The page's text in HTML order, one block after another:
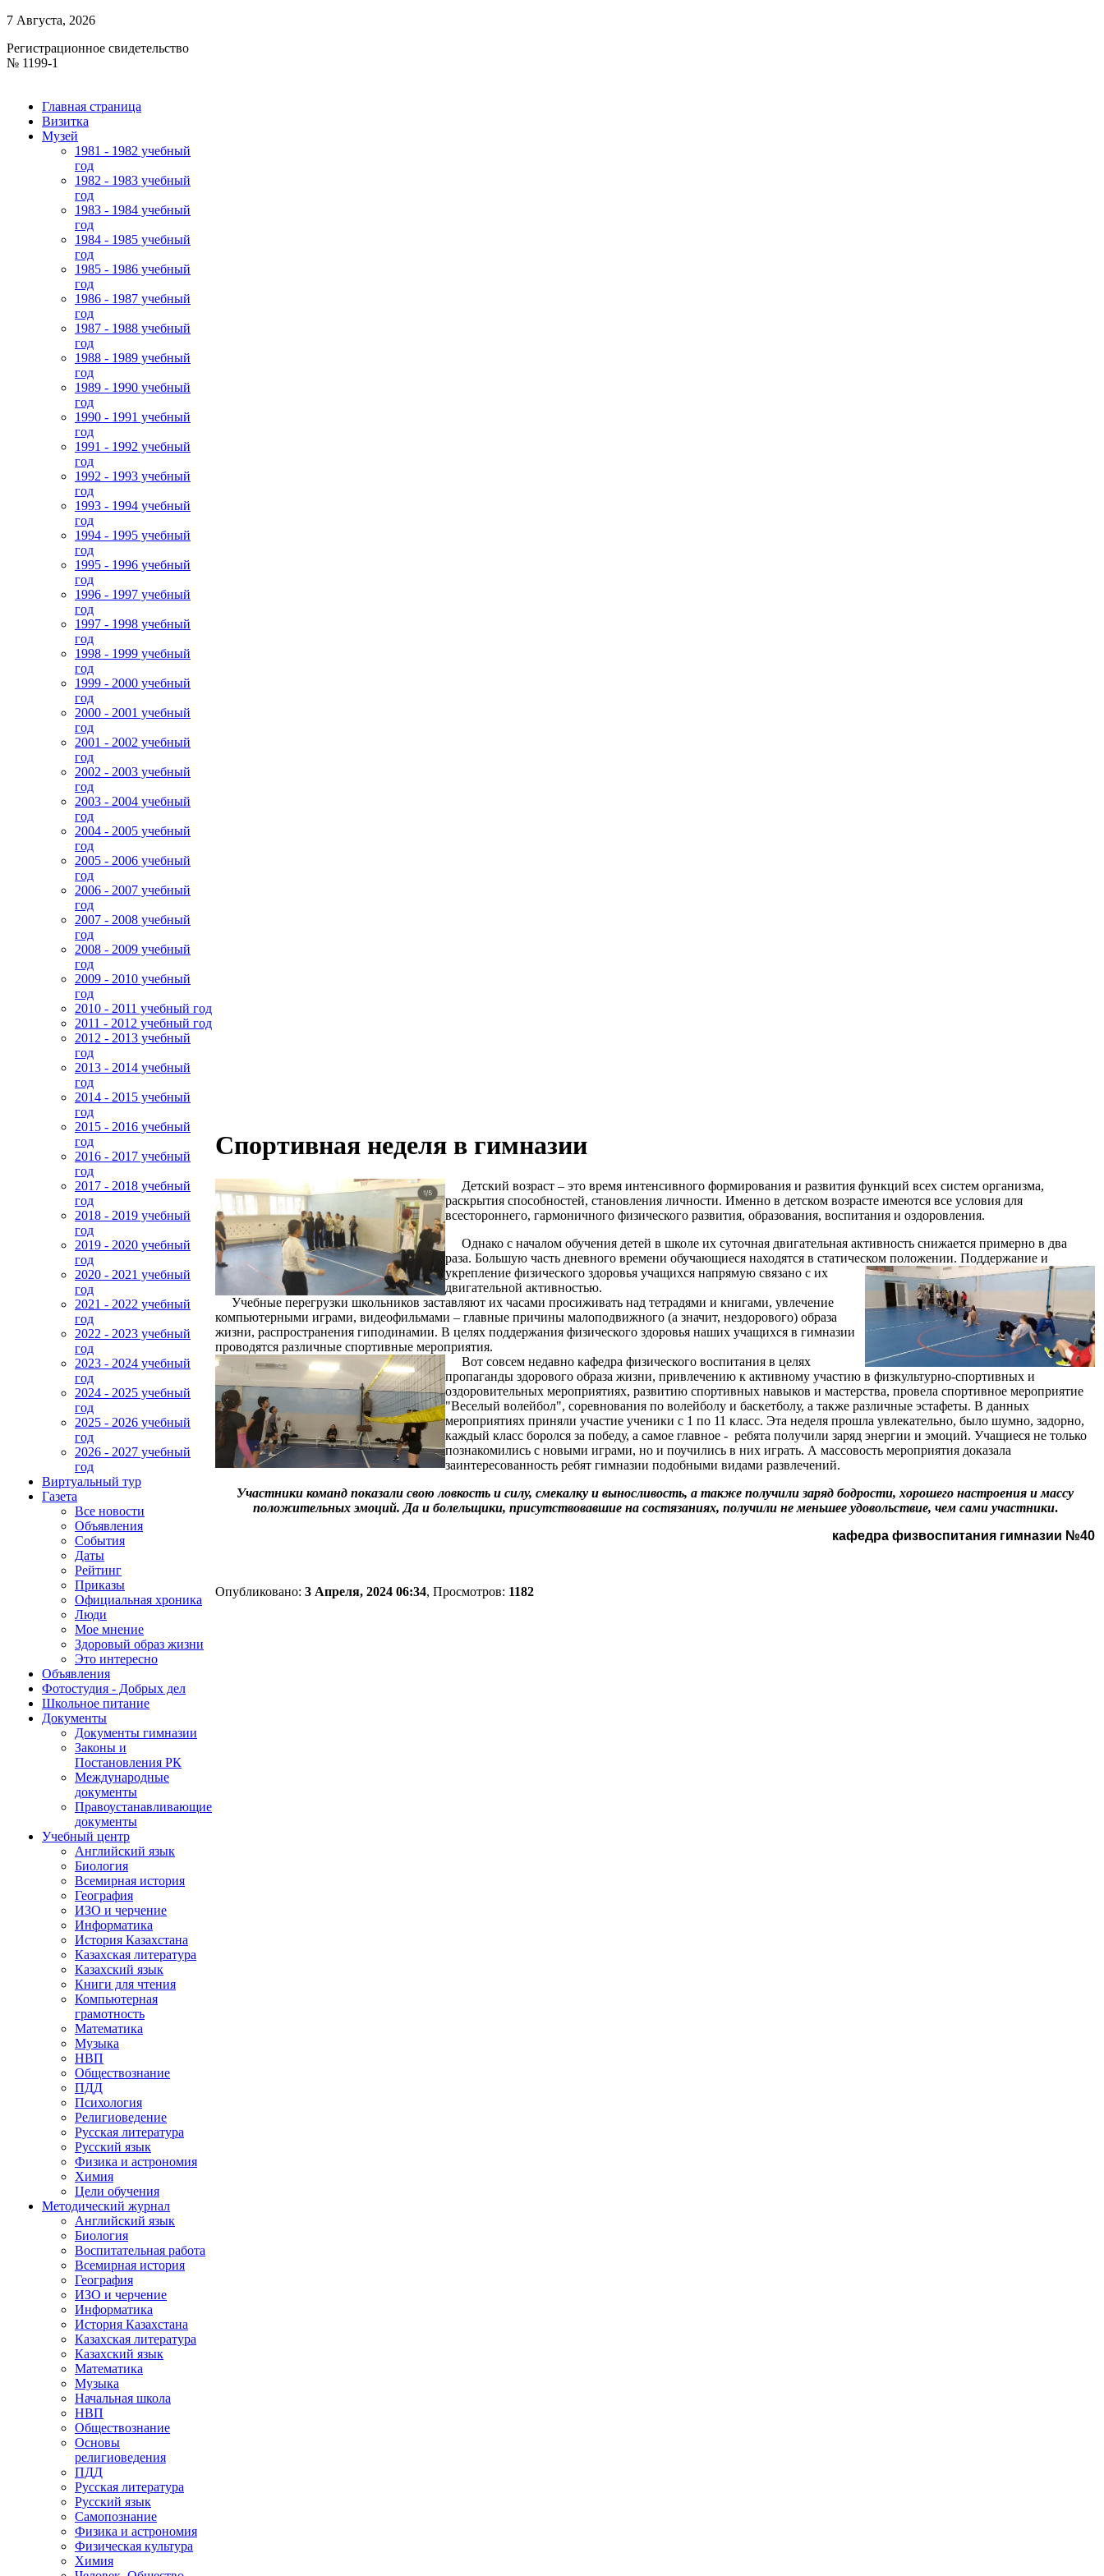
7 Августа, 2026
Регистрационное свидетельство
№ 1199-1
Главная страница
Визитка
Музей
1981 - 1982 учебный
год
1982 - 1983 учебный
год
1983 - 1984 учебный
год
1984 - 1985 учебный
год
1985 - 1986 учебный
год
1986 - 1987 учебный
год
1987 - 1988 учебный
год
1988 - 1989 учебный
год
1989 - 1990 учебный
год
1990 - 1991 учебный
год
1991 - 1992 учебный
год
1992 - 1993 учебный
год
1993 - 1994 учебный
год
1994 - 1995 учебный
год
1995 - 1996 учебный
год
1996 - 1997 учебный
год
1997 - 1998 учебный
год
1998 - 1999 учебный
год
1999 - 2000 учебный
год
2000 - 2001 учебный
год
2001 - 2002 учебный
год
2002 - 2003 учебный
год
2003 - 2004 учебный
год
2004 - 2005 учебный
год
2005 - 2006 учебный
год
2006 - 2007 учебный
год
2007 - 2008 учебный
год
2008 - 2009 учебный
год
2009 - 2010 учебный
год
2010 - 2011 учебный год
2011 - 2012 учебный год
2012 - 2013 учебный
год
2013 - 2014 учебный
год
2014 - 2015 учебный
год
2015 - 2016 учебный
год
2016 - 2017 учебный
год
2017 - 2018 учебный
год
2018 - 2019 учебный
год
2019 - 2020 учебный
год
2020 - 2021 учебный
год
2021 - 2022 учебный
год
2022 - 2023 учебный
год
2023 - 2024 учебный
год
2024 - 2025 учебный
год
2025 - 2026 учебный
год
2026 - 2027 учебный
год
Виртуальный тур
Газета
Все новости
Объявления
События
Даты
Рейтинг
Приказы
Официальная хроника
Люди
Мое мнение
Здоровый образ жизни
Это интересно
Объявления
Фотостудия - Добрых дел
Школьное питание
Документы
Документы гимназии
Законы и
Постановления РК
Международные
документы
Правоустанавливающие
документы
Учебный центр
Английский язык
Биология
Всемирная история
География
ИЗО и черчение
Информатика
История Казахстана
Казахская литература
Казахский язык
Книги для чтения
Компьютерная
грамотность
Математика
Музыка
НВП
Обществознание
ПДД
Психология
Религиоведение
Русская литература
Русский язык
Физика и астрономия
Химия
Цели обучения
Методический журнал
Английский язык
Биология
Воспитательная работа
Всемирная история
География
ИЗО и черчение
Информатика
История Казахстана
Казахская литература
Казахский язык
Математика
Музыка
Начальная школа
НВП
Обществознание
Основы
религиоведения
ПДД
Русская литература
Русский язык
Самопознание
Физика и астрономия
Физическая культура
Химия
Спортивная неделя в гимназии
Детский возраст – это время интенсивного формирования и развития функций всех систем организма,
раскрытия способностей, становления личности. Именно в детском возрасте имеются все условия для
всестороннего, гармоничного физического развития, образования, воспитания и оздоровления.
Однако с началом обучения детей в школе их суточная двигательная активность снижается примерно в два
раза. Большую часть дневного времени обучающиеся находятся в статическом положении. Поддержание и
укрепление физического здоровья учащихся напрямую связано с их
двигательной активностью.
Учебные перегрузки школьников заставляют их часами просиживать над тетрадями и книгами, увлечение
компьютерными играми, видеофильмами – главные причины малоподвижного (а значит, нездорового) образа
жизни, распространения гиподинамии. В целях поддержания физического здоровья наших учащихся в гимназии
проводятся различные спортивные мероприятия.
Вот совсем недавно кафедра физического воспитания в целях
пропаганды здорового образа жизни, привлечению к активному участию в физкультурно-спортивных и
оздоровительных мероприятиях, развитию спортивных навыков и мастерства, провела спортивное мероприятие
"Веселый волейбол", соревнования по волейболу и баскетболу, а также различные эстафеты. В данных
мероприятиях приняли участие ученики с 1 по 11 класс. Эта неделя прошла увлекательно, было шумно, задорно,
каждый класс боролся за победу, а самое главное - ребята получили заряд энергии и эмоций. Учащиеся не только
познакомились с новыми играми, но и поучились в них играть. А массовость мероприятия доказала
заинтересованность ребят гимназии подобными видами развлечений.
Участники команд показали свою ловкость и силу, смекалку и выносливость, а также получили заряд бодрости, хорошего настроения и массу
положительных эмоций. Да и болельщики, присутствовавшие на состязаниях, получили не меньшее удовольствие, чем сами участники.
кафедра физвоспитания гимназии №40
Опубликовано: 3 Апреля, 2024 06:34, Просмотров: 1182